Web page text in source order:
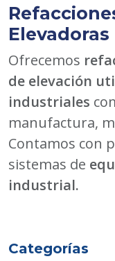
Elevadoras
Ofrecemos
de elevación
industriales
manufactura,
Contamos con
sistemas de
industrial.
Categorías